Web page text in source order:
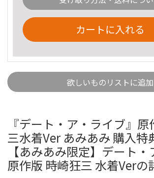
カートに入れる
欲しいものリストに追加
『デート・ア・ライブ』
三水着Ver あみあみ 購入特
【あみあみ限定】デート
原作版 時崎狂三 水着Verの